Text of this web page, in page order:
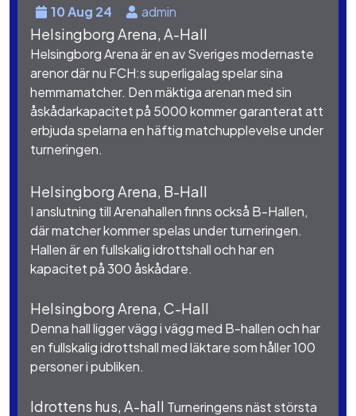
10 Aug 24 admin
Helsingborg Arena, A-Hall
Helsingborg Arena är en av Sveriges modernaste
arenor där nu FCH:s superligalag spelar sina
hemmamatcher. Den mäktiga arenan med sin
åskådarkapacitet på 5000 kommer garanterat att
erbjuda spelarna en häftig matchupplevelse under
turneringen.
Helsingborg Arena, B-Hall
I anslutning till Arenahallen finns också B-Hallen,
där matcher kommer spelas under turneringen.
Hallen är en fullskalig idrottshall och har en
kapacitet på 300 åskådare.
Helsingborg Arena, C-Hall
Denna hall ligger vägg i vägg med B-hallen och har
en fullskalig idrottshall med läktare som håller 100
personer i publiken.
Idrottens hus, A-hall Turneringens näst största